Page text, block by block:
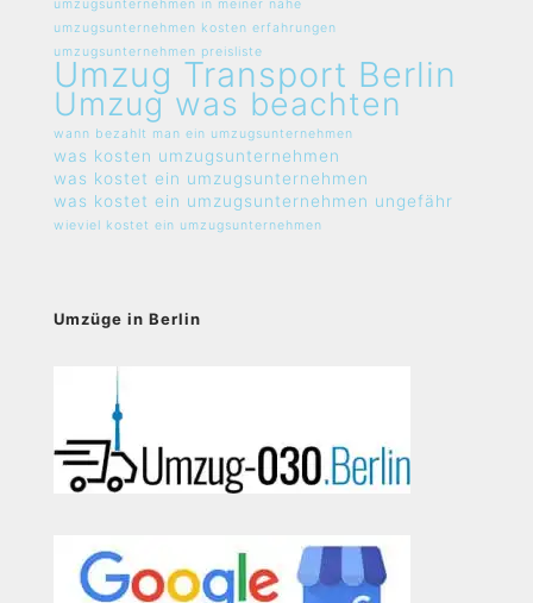
umzugsunternehmen in meiner nähe
umzugsunternehmen kosten erfahrungen
umzugsunternehmen preisliste
Umzug Transport Berlin
Umzug was beachten
wann bezahlt man ein umzugsunternehmen
was kosten umzugsunternehmen
was kostet ein umzugsunternehmen
was kostet ein umzugsunternehmen ungefähr
wieviel kostet ein umzugsunternehmen
Umzüge in Berlin